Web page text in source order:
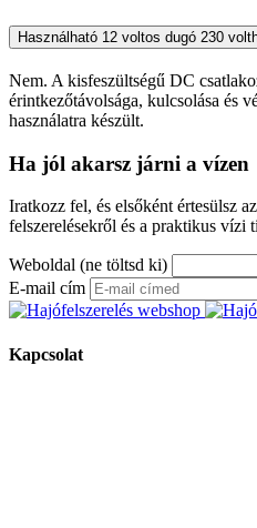
Használható 12 voltos dugó 230
Nem. A kisfeszültségű DC
érintkezőtávolsága, kulcsolása és
használatra készült.
Ha jól akarsz járni a vízen
Iratkozz fel, és elsőként értesülsz
felszerelésekről és a praktikus vízi
Weboldal (ne töltsd ki)
E-mail cím
Kapcsolat